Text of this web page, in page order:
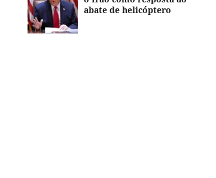
abate de helicóptero